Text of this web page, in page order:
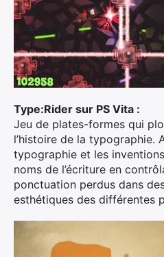
Type:Rider sur PS Vita :
Jeu de plates-formes qui
l’histoire de la typographie.
typographie et les
noms de l’écriture en
ponctuation perdus dans
esthétiques des différentes
Rechercher